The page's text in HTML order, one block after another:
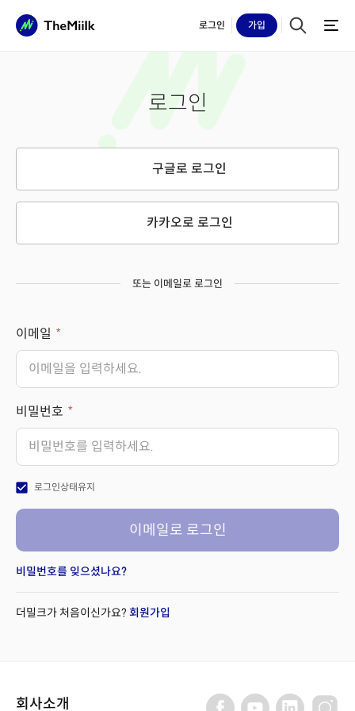
로그인 가입
로그인
구글로 로그인
카카오로 로그인
또는 이메일로 로그인
이메일
비밀번호
check_box 로그인상태유지
이메일로 로그인
비밀번호를 잊으셨나요?
더밀크가 처음이신가요? 회원가입
회사소개